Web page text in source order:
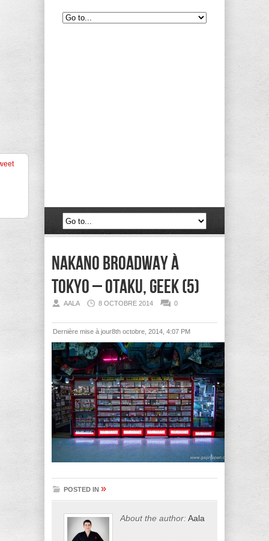
Nakano Broadway à
Tokyo – Otaku, Geek (5)
AALA 8 OCTOBRE 2014 0
Dernière mise à jour8th octobre, 2014, 4:07 PM
POSTED IN »
About the author:Aala